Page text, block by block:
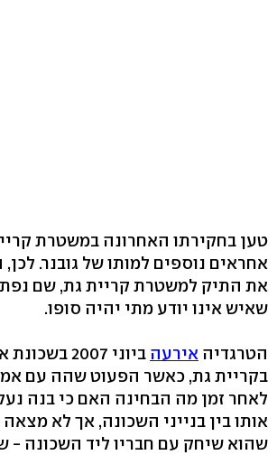
טען בחקירתו האחרונה במשטרת
אחראים נוספים למותו של גובנר.
את התיק למשטרת קריית גת, שם
שאיש אינו יודע מתי יהיה סופו.
הטרגדיה אירעה
ביוני 2007
בקריית גת, כאשר הפעוט שהה עם
לאחר זמן מה הבחינה האם כי בנה
אותו בין בנייני השכונה, אך לא
שהוא שיחק עם חבריו ליד השכונה -